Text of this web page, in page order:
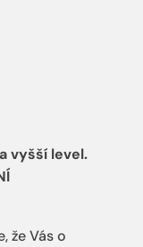
vyšší level.
že Vás o